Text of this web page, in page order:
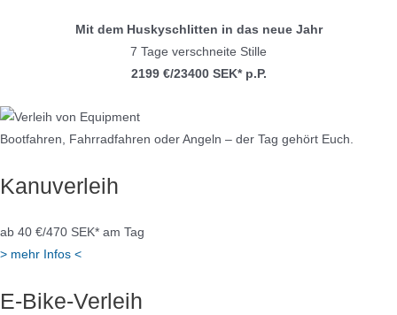
Mit dem Huskyschlitten in das neue Jahr
7 Tage verschneite Stille
2199 €/23400 SEK* p.P.
Bootfahren, Fahrradfahren oder Angeln – der Tag gehört Euch.
Kanuverleih
ab 40 €/470 SEK* am Tag
> mehr Infos <
E-Bike-Verleih